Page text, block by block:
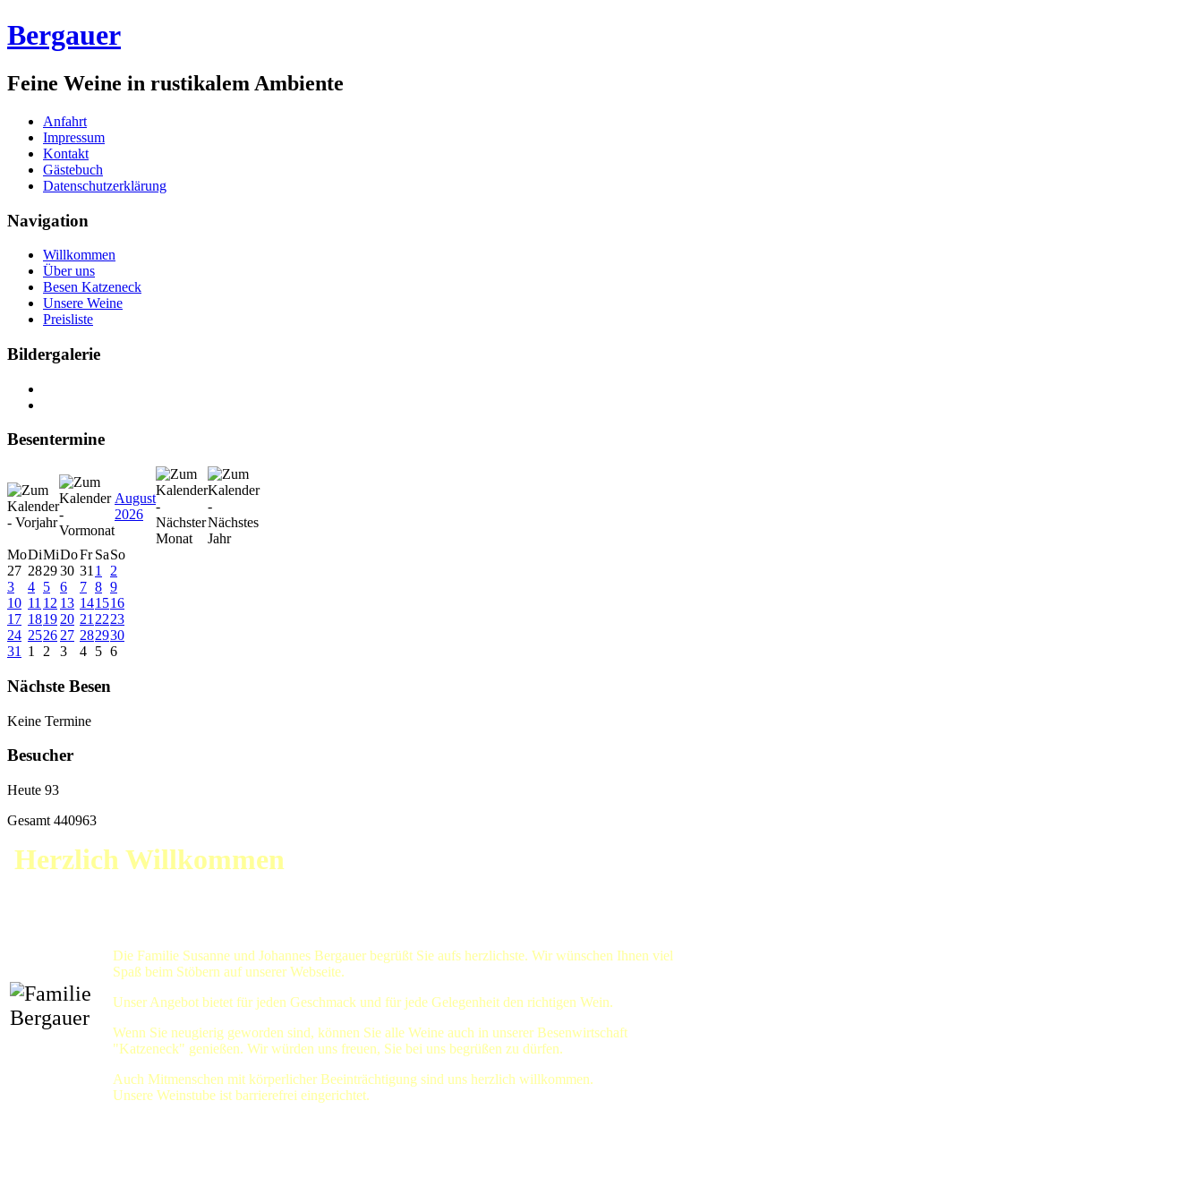
Bergauer
Feine Weine in rustikalem Ambiente
Anfahrt
Impressum
Kontakt
Gästebuch
Datenschutzerklärung
Navigation
Willkommen
Über uns
Besen Katzeneck
Unsere Weine
Preisliste
Bildergalerie
Besentermine
August
2026
MoDiMiDoFr SaSo
27 282930 31 1
2
3
4 5 6 7 8 9
10 11 12 13 141516
17 1819 20 21 2223
24 2526 27 282930
31
1 2 3 4 5 6
Nächste Besen
Keine Termine
Besucher
Heute 93
Gesamt 440963
Herzlich Willkommen
Die Familie Susanne und Johannes Bergauer begrüßt Sie aufs herzlichste. Wir wünschen Ihnen viel
Spaß beim Stöbern auf unserer Webseite.
Unser Angebot bietet für jeden Geschmack und für jede Gelegenheit den richtigen Wein.
Wenn Sie neugierig geworden sind, können Sie alle Weine auch in unserer Besenwirtschaft
"Katzeneck" genießen. Wir würden uns freuen, Sie bei uns begrüßen zu dürfen.
Auch Mitmenschen mit körperlicher Beeinträchtigung sind uns herzlich willkommen.
Unsere Weinstube ist barrierefrei eingerichtet.